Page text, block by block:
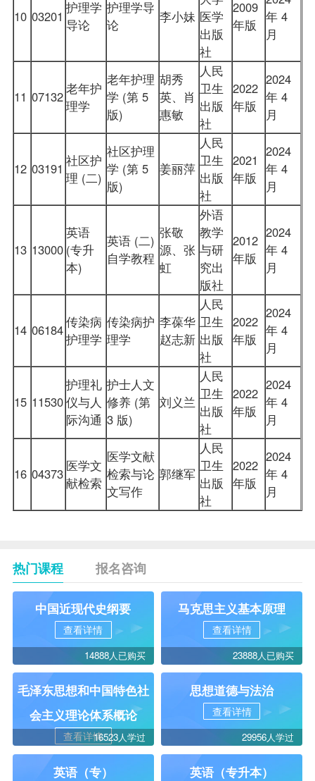
10 03201
护理学
导论
护理学导
论
李小妹 医学
出版
社
2009
年版
年 4
月
11 07132老年护
理学
老年护理
学 (第 5
版)
胡秀
英、肖
惠敏
人民
卫生
出版
社
2022
年版
2024
年 4
月
12 03191 社区护
理 (二)
社区护理
学 (第 5
版)
姜丽萍
人民
卫生
出版
社
2021
年版
2024
年 4
月
13 13000
英语
(专升
本)
英语 (二)
自学教程
张敬
源、张
虹
外语
教学
与研
究出
版社
2012
年版
2024
年 4
月
14 06184传染病
护理学
传染病护
理学
李葆华
赵志新
人民
卫生
出版
社
2022
年版
2024
年 4
月
15 11530
护理礼
仪与人
际沟通
护士人文
修养 (第
3 版)
刘义兰
人民
卫生
出版
社
2022
年版
2024
年 4
月
16 04373 医学文
献检索
医学文献
检索与论
文写作
郭继军
人民
卫生
出版
社
2022
年版
2024
年 4
月
热门课程 报名咨询
中国近现代史纲要
查看详情
14888人已购买
马克思主义基本原理
查看详情
23888人已购买
毛泽东思想和中国特色社
会主义理论体系概论
查看详情16523人学过
思想道德与法治
查看详情
29956人学过
英语（专） 英语（专升本）